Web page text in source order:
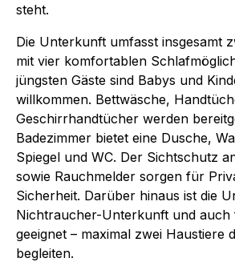
steht.
Die Unterkunft umfasst insgesamt
mit vier komfortablen
jüngsten Gäste sind Babys und
willkommen. Bettwäsche,
Geschirrhandtücher werden
Badezimmer bietet eine Dusche,
Spiegel und WC. Der Sichtschutz
sowie Rauchmelder sorgen für
Sicherheit. Darüber hinaus ist die
Nichtraucher-Unterkunft und
geeignet – maximal zwei Haustiere
begleiten.